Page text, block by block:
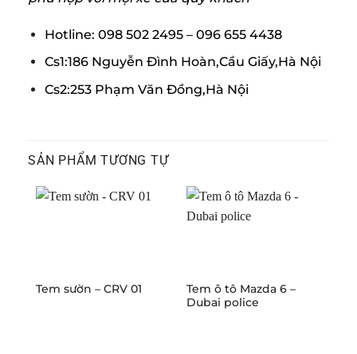
Hotline: 098 502 2495 – 096 655 4438
Cs1:186 Nguyễn Đình Hoàn,Cầu Giấy,Hà Nội
Cs2:253 Phạm Văn Đồng,Hà Nội
SẢN PHẨM TƯƠNG TỰ
Tem sườn – CRV 01
Tem ô tô Mazda 6 –
Dubai police